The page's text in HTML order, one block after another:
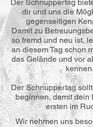
Der Schnuppertag
dir und uns die
gegenseitigen
Damit zu
so fremd und neu ist,
an diesem Tag schon
das Gelände und vor
Der Schnuppertag
beginnen, damit dein
ersten im
Wir nehmen uns